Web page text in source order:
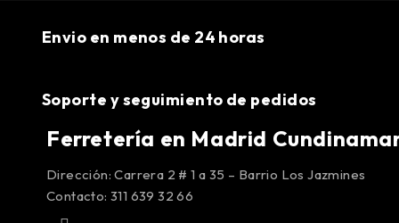
Envio en menos de 24 horas
Soporte y seguimiento de pedidos
Ferretería en Madrid
Dirección: Carrera 2 # 1 a 35 – Barrio Los Jazmines
Contacto: 311 639 32 66